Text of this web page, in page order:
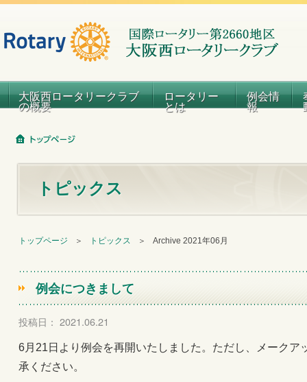
大阪西ロータリークラブ
の概要
ロータリー
とは
例会情
報
トピックス
トップページ ＞ トピックス ＞ Archive 2021年06月
例会につきまして
投稿日： 2021.06.21
6月21日より例会を再開いたしました。ただし、メークア
承ください。